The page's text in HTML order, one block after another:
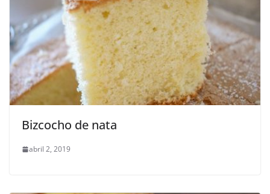
Bizcocho de nata
abril 2, 2019